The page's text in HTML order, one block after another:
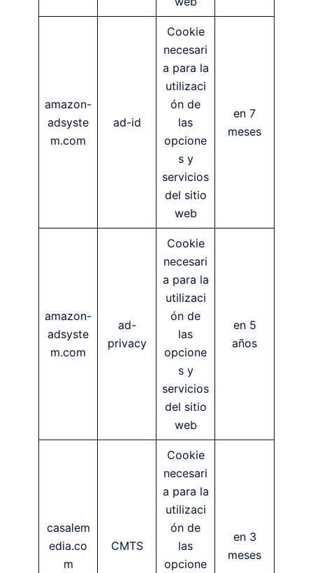
amazon-
adsyste
m.com
ad-id
Cookie
necesari
a para la
utilizaci
ón de
las
opcione
s y
servicios
del sitio
web
en 7
meses
amazon-
adsyste
m.com
ad-
privacy
Cookie
necesari
a para la
utilizaci
ón de
las
opcione
s y
servicios
del sitio
web
en 5
años
casalem
edia.co
m
CMTS
Cookie
necesari
a para la
utilizaci
ón de
las
opcione
en 3
meses